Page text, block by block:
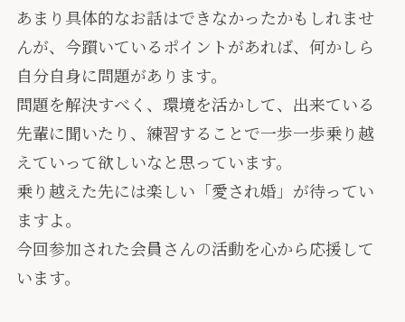
あまり具体的なお話はできなかったかもしれませ
んが、今躓いているポイントがあれば、何かしら
自分自身に問題があります。
問題を解決すべく、環境を活かして、出来ている
先輩に聞いたり、練習することで一歩一歩乗り越
えていって欲しいなと思っています。
乗り越えた先には楽しい「愛され婚」が待ってい
ますよ。
今回参加された会員さんの活動を心から応援して
います。